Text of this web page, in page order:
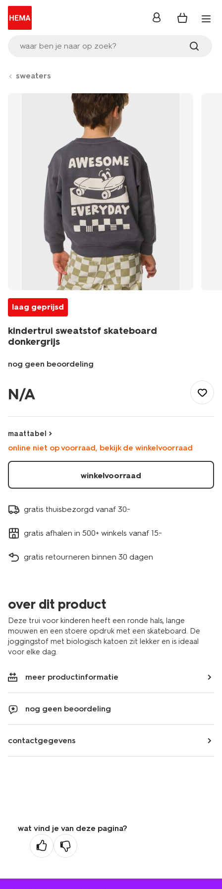
waar ben je naar op zoek?
inloggen
sweaters
laag geprijsd
kindertrui sweatstof skateboard
donkergrijs
nog geen beoordeling
sweatstof-
skateboard-
30712403DARKGREY.html
N/A
maattabel
online niet op voorraad, bekijk de winkelvoorraad
winkelvoorraad
gratis thuisbezorgd vanaf 30.-
gratis afhalen in 500+ winkels vanaf 15.-
gratis retourneren binnen 30 dagen
over dit product
Deze trui voor kinderen heeft een ronde hals, lange
mouwen en een stoere opdruk met een skateboard. De
joggingstof met biologisch katoen zit lekker en is ideaal
voor elke dag.
meer productinformatie
nog geen beoordeling
contactgegevens
wat vind je van deze pagina?